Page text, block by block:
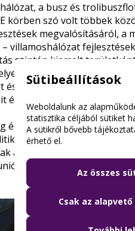
a busz és
körben szó volt többek
megvalósításáról, a
villamoshálózat
szintén kiemelt
a budapesti belváros
az Erzsébet híd térségét.
jövőbeni lehetőségeit és
és Budapest célja, hogy
és finanszírozási keretek
1-es villamos vonalán,
források kézzelfogható,
Sütibeállítások
Weboldalunk az
statisztika céljából sütiket
A sütikről bővebb
érhető el.
Az összes
Csak az